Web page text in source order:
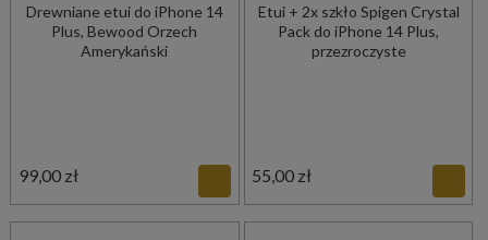
Drewniane etui do iPhone 14
Plus, Bewood Orzech
Amerykański
99,00 zł
Etui + 2x szkło Spigen Crystal
Pack do iPhone 14 Plus,
przezroczyste
55,00 zł